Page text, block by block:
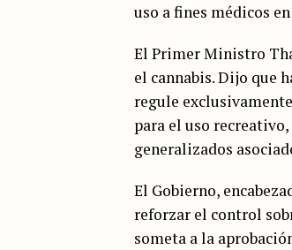
uso a fines médicos
El Primer Ministro
el cannabis. Dijo que
regule
para el uso
generalizados
El Gobierno,
reforzar el control
someta a la